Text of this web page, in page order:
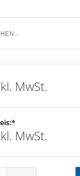
MwSt.
MwSt.